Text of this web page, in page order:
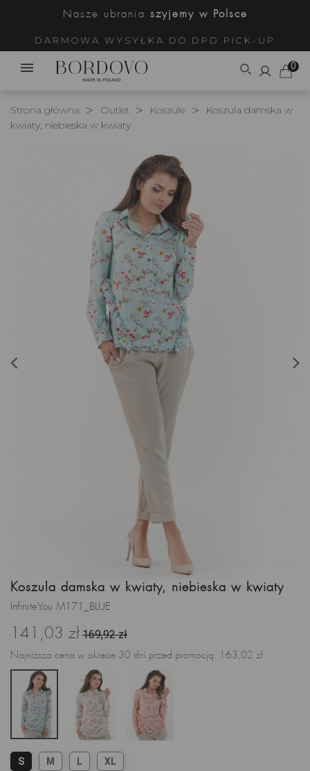
Nasze ubrania szyjemy w Polsce
DARMOWA WYSYŁKA DO DPD PICK-UP
0
Strona główna Outlet Koszule
Koszula damska w
kwiaty, niebieska w kwiaty
Koszula damska w kwiaty, niebieska w kwiaty
InfiniteYou M171_BLUE
141,03 zł 169,92 zł
Najniższa cena w okresie 30 dni przed promocją: 163,02 zł
S M L XL